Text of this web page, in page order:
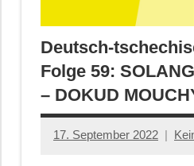
Deutsch-
Folge 59:
– DOKUD
17. September 2022
Anton